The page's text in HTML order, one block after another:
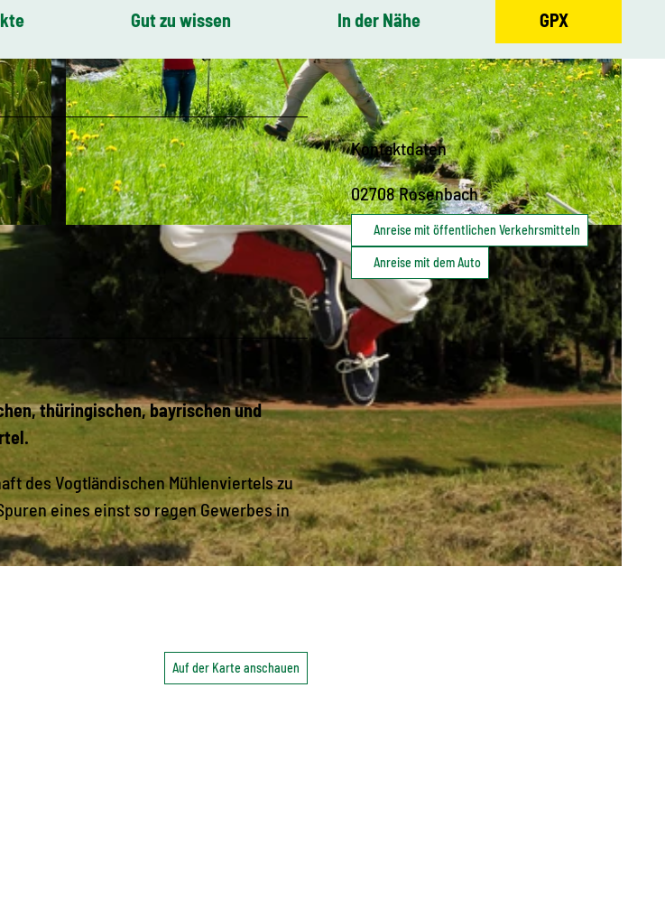
© FVV Rosenbach/ Vogtl. e.V./ Archiv TMGS/ R. Weisflog |CC-BY-SA
Gut zu wissen In der Nähe GPX
thüringischen, bayrischen und
des Vogtländischen Mühlenviertels zu
eines einst so regen Gewerbes in
Auf der Karte anschauen
Kontaktdaten
02708Rosenbach
Anreise mit öffentlichen Verkehrsmitteln
Anreise mit dem Auto